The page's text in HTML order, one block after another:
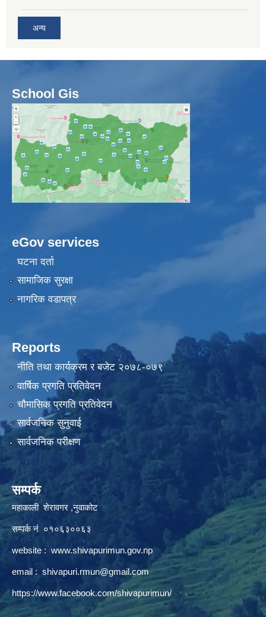
अन्य
School Gis
eGov services
घटना दर्ता
सामाजिक सुरक्षा
नागरिक वडापत्र
Reports
नीति तथा कार्यक्रम र बजेट २०७८-०७९
वार्षिक प्रगति प्रतिवेदन
चौमासिक प्रगति प्रतिवेदन
सार्वजनिक सुनुवाई
सार्वजनिक परीक्षण
सम्पर्क
महाकाली शेरावगर ,नुवाकोट
सम्पर्क नं ०१०६३००६३
website : www.shivapurimun.gov.np
email : shivapuri.rmun@gmail.com
https://www.facebook.com/shivapurimun/